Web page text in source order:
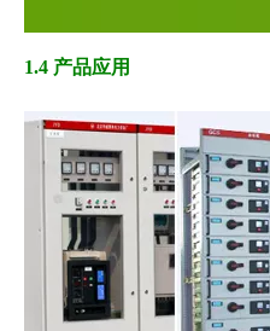
1.4 产品应用